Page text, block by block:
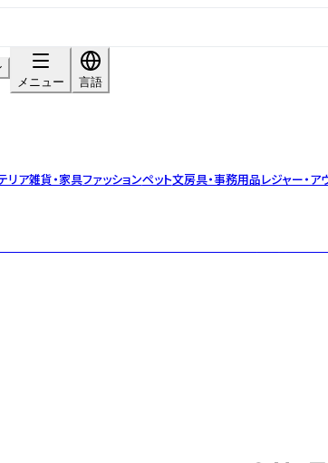
メニュー
言語
リア雑貨・家具ファッションペット文房具・事務用品レジャー・ア